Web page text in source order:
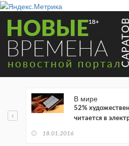
В мире
52%
читается в
18.01.2016